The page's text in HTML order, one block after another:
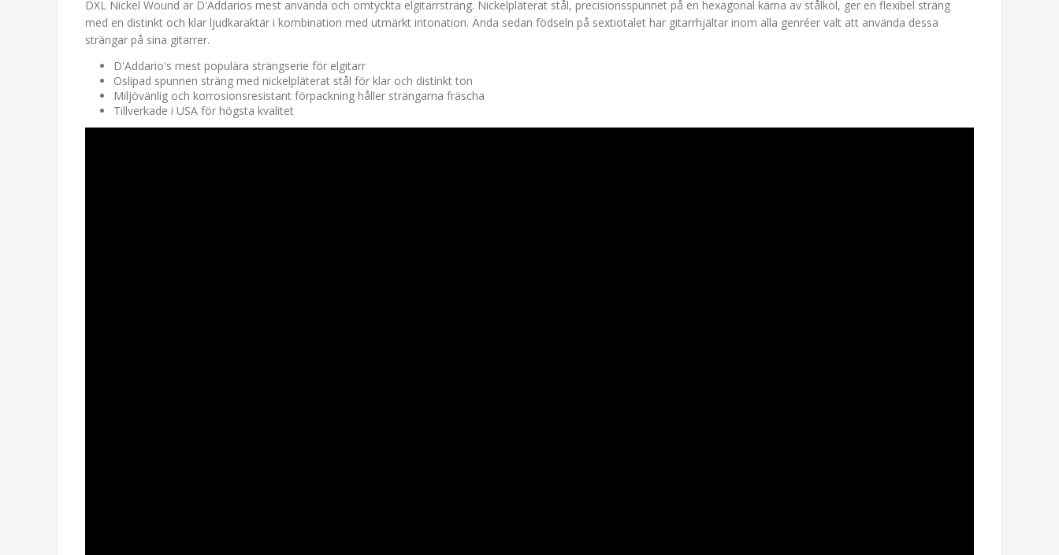
DXL Nickel Wound är D'Addarios mest använda och omtyckta elgitarrsträng. Nickelpläterat stål, precisionsspunnet på en hexagonal kärna av stålkol, ger en flexibel sträng
med en distinkt och klar ljudkaraktär i kombination med utmärkt intonation. Ända sedan födseln på sextiotalet har gitarrhjältar inom alla genréer valt att använda dessa
strängar på sina gitarrer.
D'Addario's mest populära strängserie för elgitarr
Oslipad spunnen sträng med nickelpläterat stål för klar och distinkt ton
Miljövänlig och korrosionsresistant förpackning håller strängarna fräscha
Tillverkade i USA för högsta kvalitet